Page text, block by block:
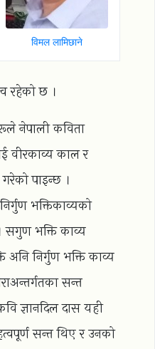
विमल लामिछाने
रहेको छ ।
नेपाली कविता
वीरकाव्य काल र
पाइन्छ ।
भक्तिकाव्यको
सगुण भक्ति काव्य
अनि निर्गुण भक्ति काव्य
सन्त
ज्ञानदिल दास यही
सन्त थिए र उनको